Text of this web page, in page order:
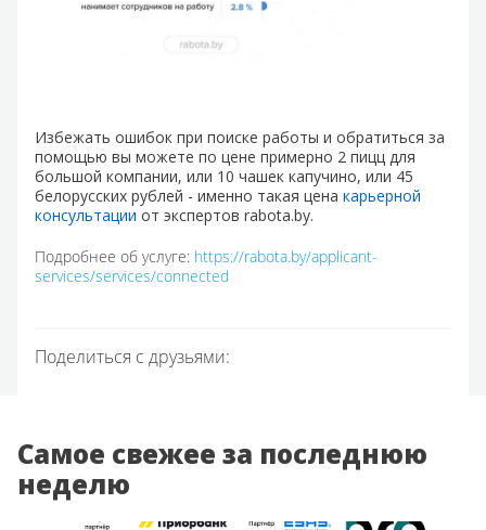
Избежать ошибок при поиске работы и обратиться за
помощью вы можете по цене примерно 2 пицц для
большой компании, или 10 чашек капучино, или 45
белорусских рублей - именно такая цена карьерной
консультации от экспертов rabota.by.
Подробнее об услуге: https://rabota.by/applicant-
services/services/connected
Поделиться с друзьями:
Самое свежее за последнюю
неделю